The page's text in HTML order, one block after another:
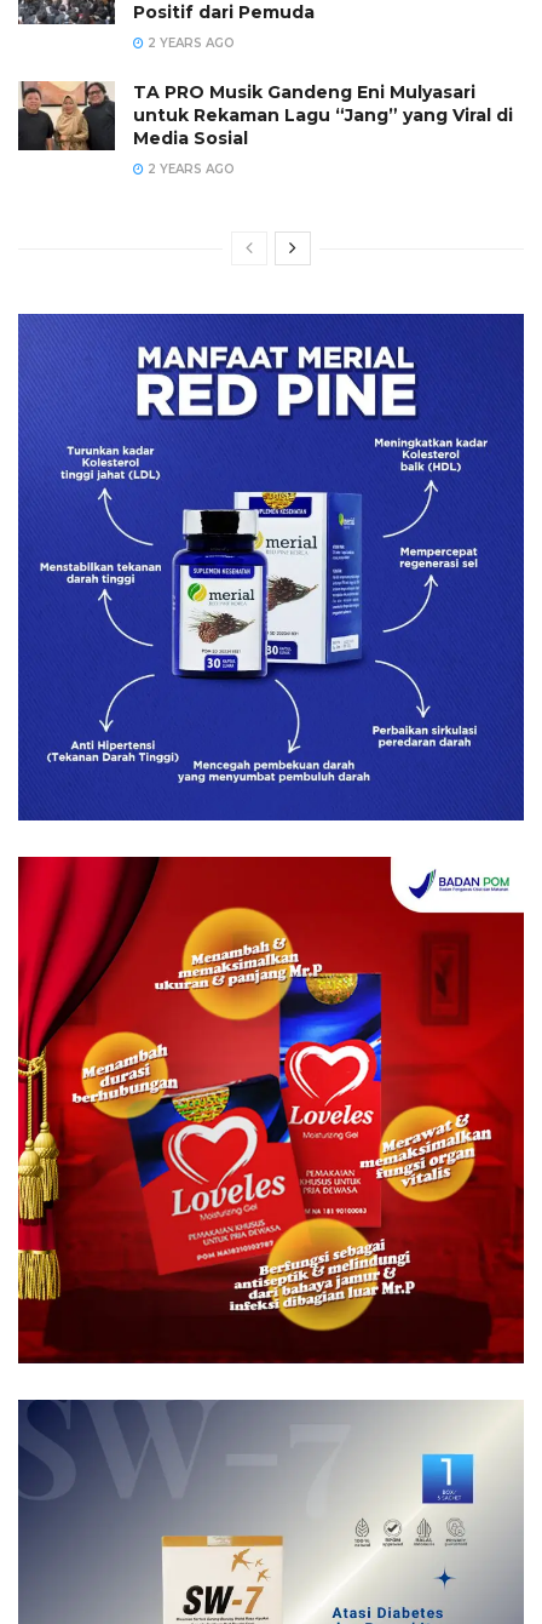
Positif dari Pemuda
2 YEARS AGO
TA PRO Musik Gandeng Eni Mulyasari
untuk Rekaman Lagu “Jang” yang Viral di
Media Sosial
2 YEARS AGO